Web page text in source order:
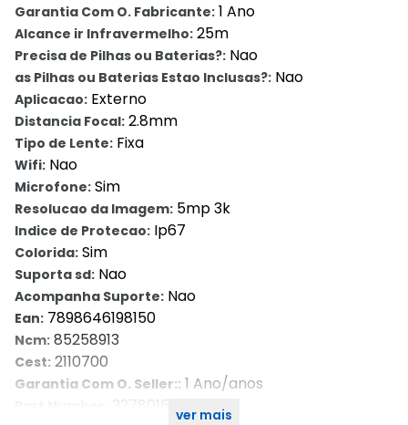
Garantia Com O. Fabricante: 1 Ano
Alcance ir Infravermelho: 25m
Precisa de Pilhas ou Baterias?: Nao
as Pilhas ou Baterias Estao Inclusas?: Nao
Aplicacao: Externo
Distancia Focal: 2.8mm
Tipo de Lente: Fixa
Wifi: Nao
Microfone: Sim
Resolucao da Imagem: 5mp 3k
Indice de Protecao: Ip67
Colorida: Sim
Suporta sd: Nao
Acompanha Suporte: Nao
Ean: 7898646198150
Ncm: 85258913
Cest: 2110700
Garantia Com O. Seller:: 1 Ano/anos
327801548ver mais